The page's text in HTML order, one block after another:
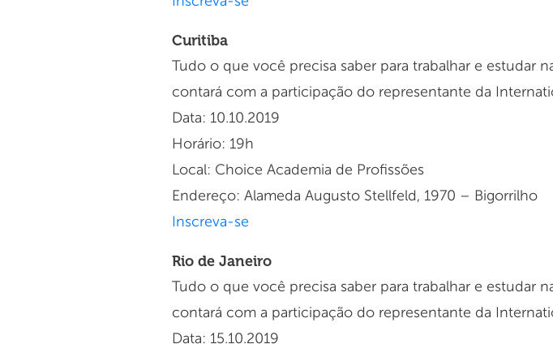
Curitiba
Tudo o que você precisa saber para trabalhar e estudar
contará com a participação do representante da
Data: 10.10.2019
Horário: 19h
Local: Choice Academia de Profissões
Endereço: Alameda Augusto Stellfeld, 1970 – Bigorrilho
Inscreva-se
Rio de Janeiro
Tudo o que você precisa saber para trabalhar e estudar
contará com a participação do representante da
Data: 15.10.2019